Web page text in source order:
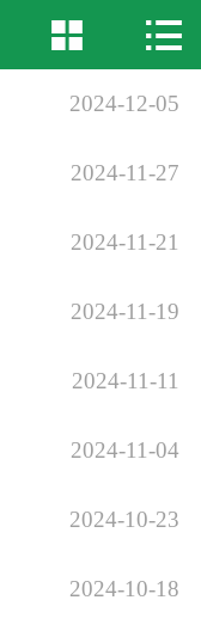
网站首页
在线留言
联系我们
 
2024-12-05
2024-11-27
2024-11-21
2024-11-19
2024-11-11
2024-11-04
2024-10-23
2024-10-18